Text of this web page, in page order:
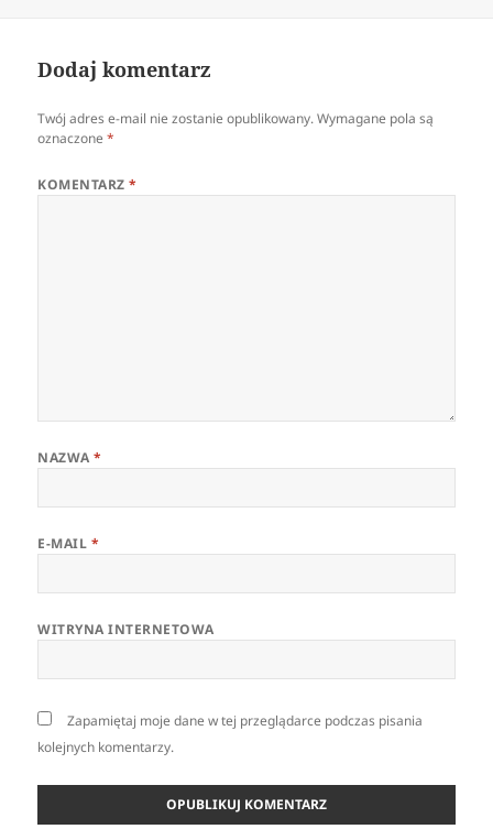
Dodaj komentarz
Twój adres e-mail nie zostanie opublikowany. Wymagane pola są
oznaczone*
KOMENTARZ*
NAZWA*
E-MAIL *
WITRYNA INTERNETOWA
Zapamiętaj moje dane w tej przeglądarce podczas pisania
kolejnych komentarzy.